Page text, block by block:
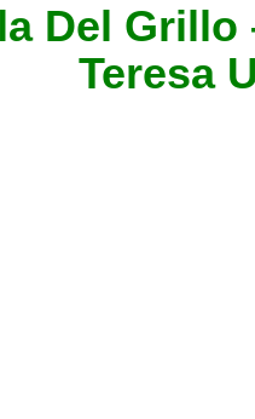
Del Grillo
Teresa